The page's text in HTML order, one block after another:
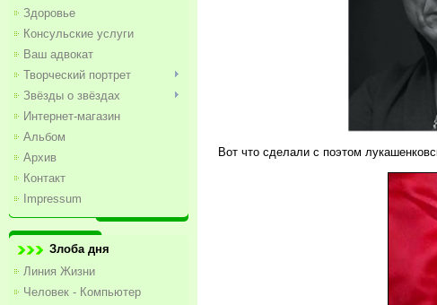
Здоровье
Консульские услуги
Ваш адвокат
Творческий портрет
Звёзды о звёздах
Интернет-магазин
Альбом
Архив
Контакт
Impressum
Злоба дня
Линия Жизни
Человек - Компьютер
Вот что сделали с поэтом